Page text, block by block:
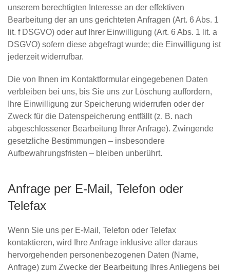
unserem berechtigten Interesse an der effektiven
Bearbeitung der an uns gerichteten Anfragen (Art. 6 Abs. 1
lit. f DSGVO) oder auf Ihrer Einwilligung (Art. 6 Abs. 1 lit. a
DSGVO) sofern diese abgefragt wurde; die Einwilligung ist
jederzeit widerrufbar.
Die von Ihnen im Kontaktformular eingegebenen Daten
verbleiben bei uns, bis Sie uns zur Löschung auffordern,
Ihre Einwilligung zur Speicherung widerrufen oder der
Zweck für die Datenspeicherung entfällt (z. B. nach
abgeschlossener Bearbeitung Ihrer Anfrage). Zwingende
gesetzliche Bestimmungen – insbesondere
Aufbewahrungsfristen – bleiben unberührt.
Anfrage per E-Mail, Telefon oder
Telefax
Wenn Sie uns per E-Mail, Telefon oder Telefax
kontaktieren, wird Ihre Anfrage inklusive aller daraus
hervorgehenden personenbezogenen Daten (Name,
Anfrage) zum Zwecke der Bearbeitung Ihres Anliegens bei